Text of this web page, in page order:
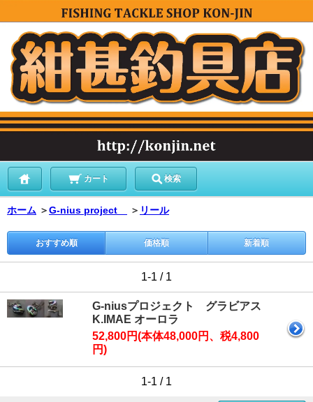
カート 検索
ホーム ＞G-nius project ＞ リール
おすすめ順 価格順 新着順
1-1 / 1
G-niusプロジェクト グラビアス
K.IMAE オーロラ
52,800円(本体48,000円、税4,800
円)
1-1 / 1